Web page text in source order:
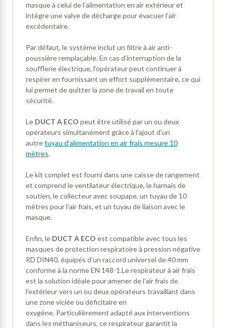
masque à celui de l’alimentation en air extérieur et
intègre une valve de décharge pour évacuer l’air
excédentaire.
Par défaut, le système inclut un filtre à air anti-
poussière remplaçable. En cas d’interruption de la
soufflerie électrique, l’opérateur peut continuer à
respirer en fournissant un effort supplémentaire, ce qui
lui permet de quitter la zone de travail en toute
sécurité.
Le DUCT A ECO peut être utilisé par un ou deux
opérateurs simultanément grâce à l'ajout d'un
autretuyau d’alimentation en air frais mesure 10
mètres.
Le kit complet est fourni dans une caisse de rangement
et comprend le ventilateur électrique, le harnais de
soutien, le collecteur avec soupape, un tuyau de 10
mètres pour l’air frais, et un tuyau de liaison avec le
masque.
Enfin, le DUCT A ECO est compatible avec tous les
masques de protection respiratoire à pression négative
RD DIN40, équipés d’un raccord universel de 40 mm
conforme à la norme EN 148-1.Le respirateur à air frais
est la solution idéale pour amener de l’air frais de
l’extérieur vers un ou deux opérateurs travaillant dans
une zone viciée ou déficitaire en
oxygène. Particulièrement adapté aux interventions
dans les méthaniseurs, ce respirateur garantit la